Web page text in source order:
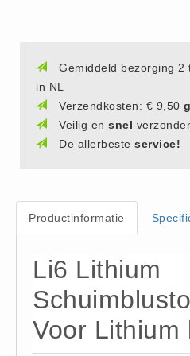
BHV kasten (0)
Evacuatie - Zaklampen (0)
Kleding - Hesjes (0)
Brandblusmiddelen
Schuimblussers (6)
Brandmelders
CO melders (2)
Rookmelders (8)
Gemiddeld bezorging 2
in NL
Verzendkosten: € 9,50
Veilig en snel
De allerbeste service!
Productinformatie
Li6 Lithium
Voor Lithium